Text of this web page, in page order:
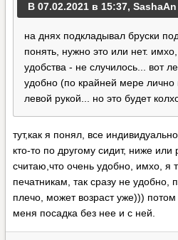
В 07.02.2021 в 15:37, SashaAn
на днях подкладывал бруски
понять, нужно это или нет.
удобства - не случилось... вот
удобно (по крайней мере
левой рукой... но это будет
тут,как я понял, все
кто-то по другому сидит, ниже или
считаю,что очень удобно, имхо, я
печатникам, так сразу не удобно,
плечо, может возраст уже)))
меня посадка без нее и с ней.